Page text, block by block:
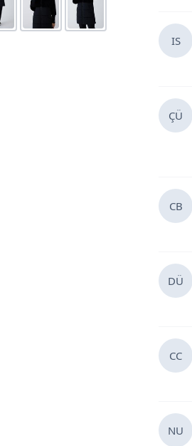
IS
ÇÜ
CB
DÜ
CC
NU